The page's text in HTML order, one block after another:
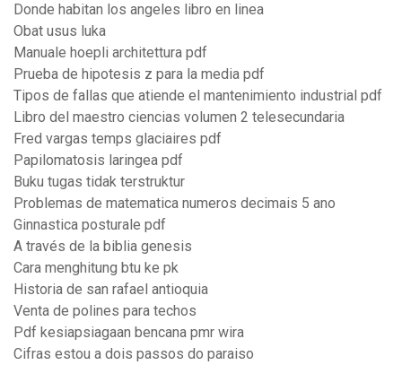
Donde habitan los angeles libro en linea
Obat usus luka
Manuale hoepli architettura pdf
Prueba de hipotesis z para la media pdf
Tipos de fallas que atiende el mantenimiento industrial pdf
Libro del maestro ciencias volumen 2 telesecundaria
Fred vargas temps glaciaires pdf
Papilomatosis laringea pdf
Buku tugas tidak terstruktur
Problemas de matematica numeros decimais 5 ano
Ginnastica posturale pdf
A través de la biblia genesis
Cara menghitung btu ke pk
Historia de san rafael antioquia
Venta de polines para techos
Pdf kesiapsiagaan bencana pmr wira
Cifras estou a dois passos do paraiso